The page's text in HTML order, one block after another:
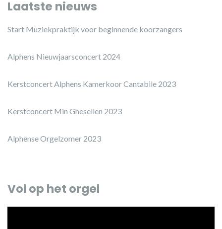
Laatste nieuws
Start Muziekpraktijk voor beginnende koorzangers
Alphens Nieuwjaarsconcert 2024
Kerstconcert Alphens Kamerkoor Cantabile 2023
Kerstconcert Min Ghesellen 2023
Alphense Orgelzomer 2023
Vol op het orgel